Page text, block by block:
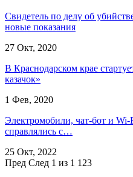
Свидетель по делу об
новые показания
27 Окт, 2020
В Краснодарском крае
казачок»
1 Фев, 2020
Электромобили, чат-бот и
справлялись с…
25 Окт, 2022
Пред След 1 из 1 123